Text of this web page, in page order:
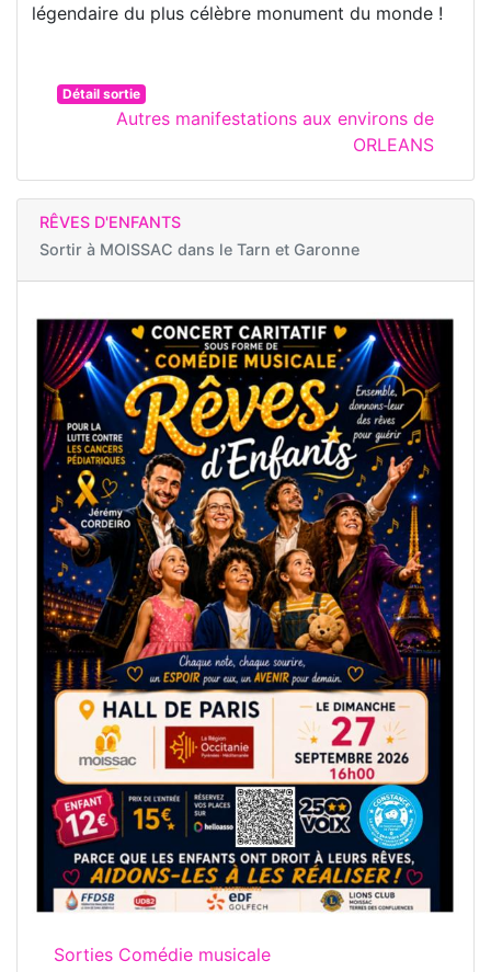
légendaire du plus célèbre monument du monde !
Détail sortie
Autres manifestations aux environs de
ORLEANS
RÊVES D'ENFANTS
Sortir à MOISSAC dans le Tarn et Garonne
Sorties Comédie musicale